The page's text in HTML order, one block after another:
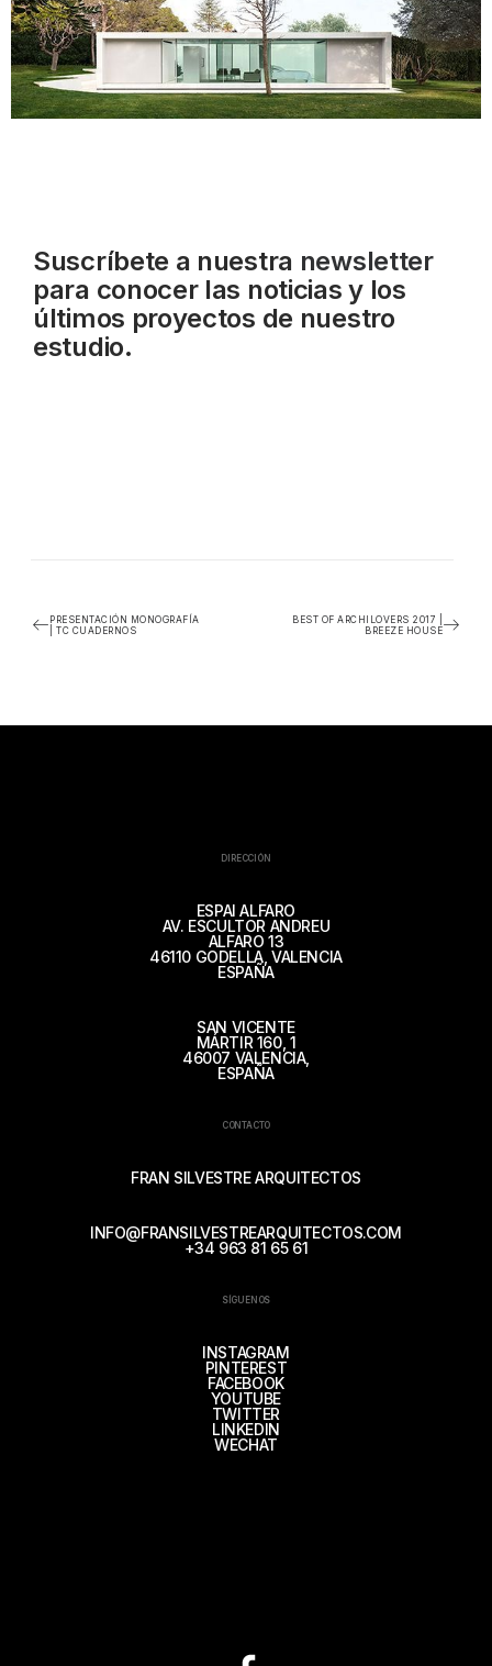
Suscríbete a nuestra newsletter
para conocer las noticias y los
últimos proyectos de nuestro
estudio.
PRESENTACIÓN MONOGRAFÍA
| TC CUADERNOS
BEST OF ARCHILOVERS 2017 |
BREEZE HOUSE
DIRECCIÓN
ESPAI ALFARO
AV. ESCULTOR ANDREU
ALFARO 13
46110 GODELLA, VALENCIA
ESPAÑA
SAN VICENTE
MÁRTIR 160, 1
46007 VALENCIA,
ESPAÑA
CONTACTO
FRAN SILVESTRE ARQUITECTOS
INFO@FRANSILVESTREARQUITECTOS.COM
+34 963 81 65 61
SÍGUENOS
INSTAGRAM
PINTEREST
FACEBOOK
YOUTUBE
TWITTER
LINKEDIN
WECHAT